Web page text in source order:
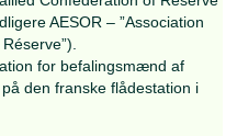
Interalliée desSous-O
Interallied Confederation of
tidligere AESOR –
de Réserve”).